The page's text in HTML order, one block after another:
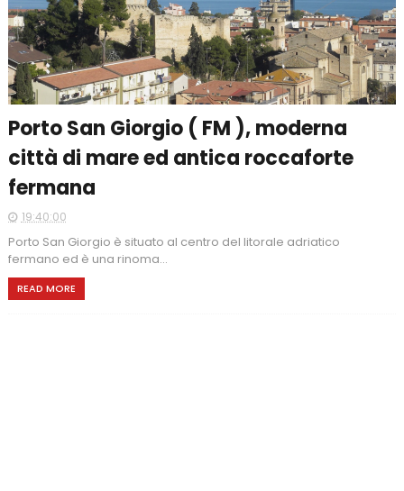
Porto San Giorgio ( FM ), moderna
città di mare ed antica roccaforte
fermana
19:40:00
Porto San Giorgio è situato al centro del litorale adriatico
fermano ed è una rinoma...
READ MORE